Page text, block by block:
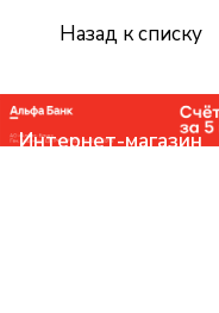
Назад к списку
Интернет-магазин